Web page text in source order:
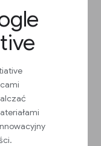
na stronie
co
np.
finansowe
w swojej